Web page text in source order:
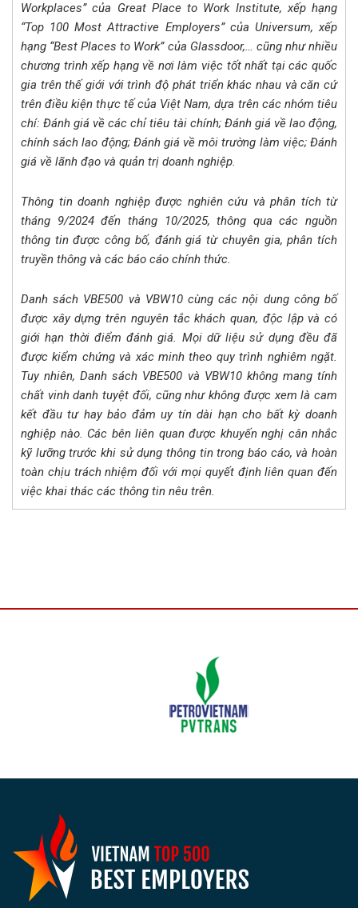
Workplaces” của Great Place to Work Institute, xếp hạng
“Top 100 Most Attractive Employers” của Universum, xếp
hạng “Best Places to Work” của Glassdoor,… cũng như nhiều
chương trình xếp hạng về nơi làm việc tốt nhất tại các quốc
gia trên thế giới với trình độ phát triển khác nhau và căn cứ
trên điều kiện thực tế của Việt Nam, dựa trên các nhóm tiêu
chí: Đánh giá về các chỉ tiêu tài chính; Đánh giá về lao động,
chính sách lao động; Đánh giá về môi trường làm việc; Đánh
giá về lãnh đạo và quản trị doanh nghiệp.
Thông tin doanh nghiệp được nghiên cứu và phân tích từ
tháng 9/2024 đến tháng 10/2025, thông qua các nguồn
thông tin được công bố, đánh giá từ chuyên gia, phân tích
truyền thông và các báo cáo chính thức.
Danh sách VBE500 và VBW10 cùng các nội dung công bố
được xây dựng trên nguyên tắc khách quan, độc lập và có
giới hạn thời điểm đánh giá. Mọi dữ liệu sử dụng đều đã
được kiểm chứng và xác minh theo quy trình nghiêm ngặt.
Tuy nhiên, Danh sách VBE500 và VBW10 không mang tính
chất vinh danh tuyệt đối, cũng như không được xem là cam
kết đầu tư hay bảo đảm uy tín dài hạn cho bất kỳ doanh
nghiệp nào. Các bên liên quan được khuyến nghị cân nhắc
kỹ lưỡng trước khi sử dụng thông tin trong báo cáo, và hoàn
toàn chịu trách nhiệm đối với mọi quyết định liên quan đến
việc khai thác các thông tin nêu trên.